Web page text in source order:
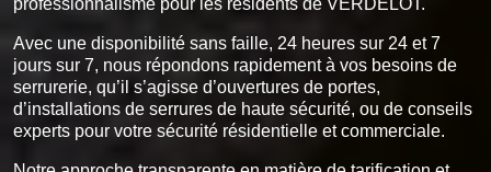
professionnalisme pour les résidents de VERDELOT.
Avec une disponibilité sans faille, 24 heures sur 24 et 7
jours sur 7, nous répondons rapidement à vos besoins de
serrurerie, qu’il s’agisse d’ouvertures de portes,
d’installations de serrures de haute sécurité, ou de conseils
experts pour votre sécurité résidentielle et commerciale.